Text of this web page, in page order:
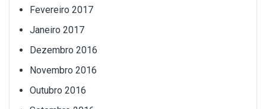
Fevereiro 2017
Janeiro 2017
Dezembro 2016
Novembro 2016
Outubro 2016